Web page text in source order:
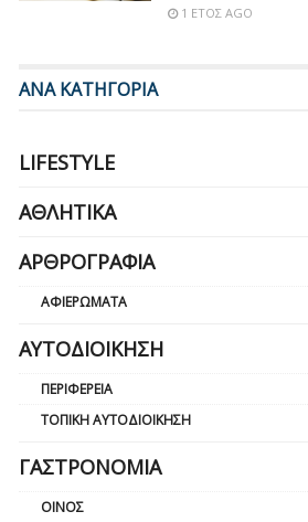
1 ΈΤΟΣ AGO
ΑΝΑ ΚΑΤΗΓΟΡΙΑ
LIFESTYLE
ΑΘΛΗΤΙΚΆ
ΑΡΘΡΟΓΡΑΦΊΑ
ΑΦΙΕΡΏΜΑΤΑ
ΑΥΤΟΔΙΟΊΚΗΣΗ
ΠΕΡΙΦΈΡΕΙΑ
ΤΟΠΙΚΉ ΑΥΤΟΔΙΟΊΚΗΣΗ
ΓΑΣΤΡΟΝΟΜΊΑ
ΟΊΝΟΣ